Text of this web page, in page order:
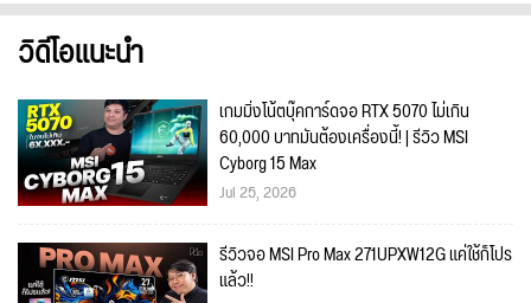
วิดีโอแนะนำ
เกมมิ่งโน้ตบุ๊คการ์ดจอ RTX 5070 ไม่เกิน
60,000 บาทมันต้องเครื่องนี้! | รีวิว MSI
Cyborg 15 Max
Jul 25, 2026
รีวิวจอ MSI Pro Max 271UPXW12G แค่ใช้ก็โปร
แล้ว!!